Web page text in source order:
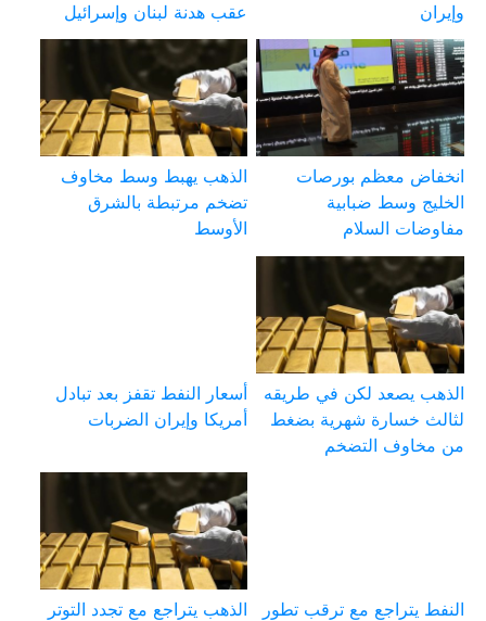
وإيران
عقب هدنة لبنان وإسرائيل
انخفاض معظم بورصات
الخليج وسط ضبابية
مفاوضات السلام
الذهب يهبط وسط مخاوف
تضخم مرتبطة بالشرق
الأوسط
الذهب يصعد لكن في طريقه
لثالث خسارة شهرية بضغط
من مخاوف التضخم
أسعار النفط تقفز بعد تبادل
أمريكا وإيران الضربات
النفط يتراجع مع ترقب تطور
الذهب يتراجع مع تجدد التوتر